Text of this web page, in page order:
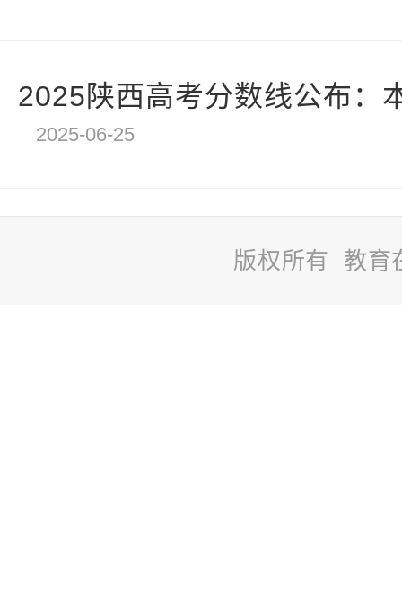
2025陕西高考分数线公布：
2025-06-25
版权所有 教育